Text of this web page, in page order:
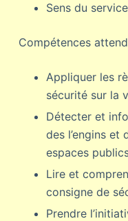
Sens du
Compétences
Appliquer les
sécurité sur
Détecter et
des l’engins et
espaces
Lire et
consigne de
Prendre